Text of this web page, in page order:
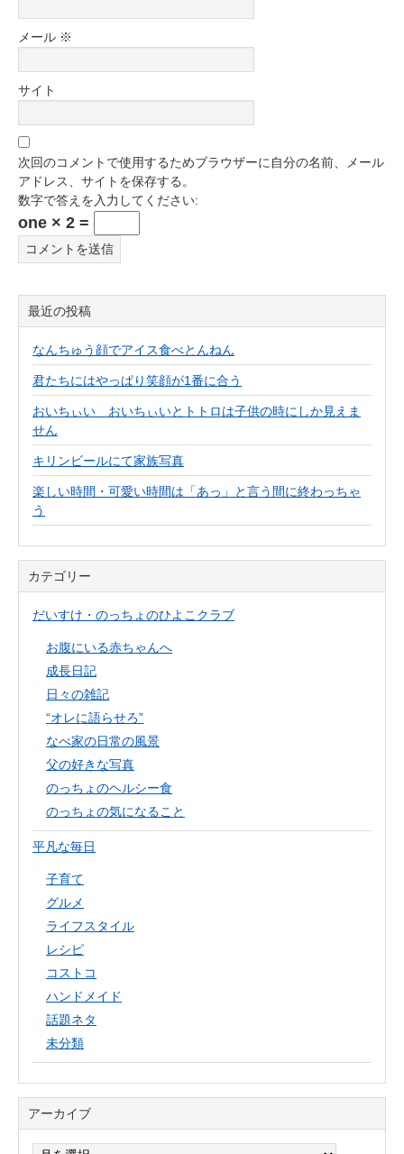
メール ※
サイト
次回のコメントで使用するためブラウザーに自分の名前、メール
アドレス、サイトを保存する。
数字で答えを入力してください:
one × 2 =
最近の投稿
なんちゅう顔でアイス食べとんねん
君たちにはやっぱり笑顔が1番に合う
おいちぃい おいちぃいとトトロは子供の時にしか見えま
せん
キリンビールにて家族写真
楽しい時間・可愛い時間は「あっ」と言う間に終わっちゃ
う
カテゴリー
だいすけ・のっちょのひよこクラブ
お腹にいる赤ちゃんへ
成長日記
日々の雑記
“オレに語らせろ”
なべ家の日常の風景
父の好きな写真
のっちょのヘルシー食
のっちょの気になること
平凡な毎日
子育て
グルメ
ライフスタイル
レシピ
コストコ
ハンドメイド
話題ネタ
未分類
アーカイブ